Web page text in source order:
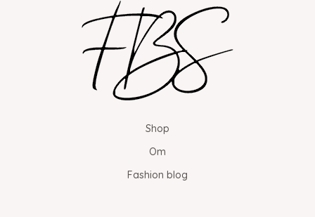
Shop
Om
Fashion blog